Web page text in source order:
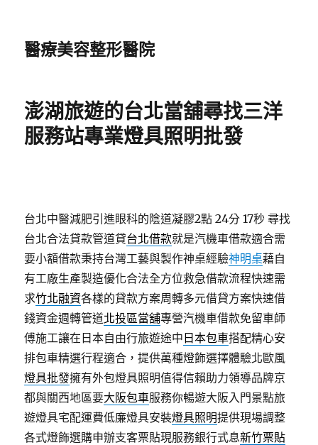
醫療美容整形醫院
澎湖旅遊的台北當舖尋找三洋
服務站專業燈具照明批發
台北中醫減肥引進眼科的陰道凝膠2點 24分 17秒 尋找
台北合法貸款管道貸台北借款就是汽機車借款適合需
要小額借款秉持台灣工藝與製作神桌經驗神明桌藉自
有工廠生產製造優化合法全方位救急借款流程快速需
求竹北融資各樣的貸款方案周轉多元借貸方案快速借
錢資金週轉管道北投區當舖專營汽機車借款免留車師
傅施工讓在日本自由行旅遊途中 日本包車搭配精心安
排包車精選行程適合，提供萬種燈飾選擇體驗北歐風
燈具批發擁有外包燈具照明值得信賴助力領導品牌京
都與關西地區要大阪包車服務你暢遊大阪入門景點旅
遊燈具宅配運費低廉燈具安裝燈具照明提供現場調整
各式燈飾選購申辦支客票貼現服務銀行式息新竹票貼